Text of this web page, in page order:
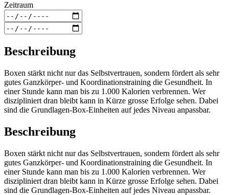
Zeitraum
Beschreibung
Boxen stärkt nicht nur das Selbstvertrauen, sondern fördert als sehr
gutes Ganzkörper- und Koordinationstraining die Gesundheit. In
einer Stunde kann man bis zu 1.000 Kalorien verbrennen. Wer
diszipliniert dran bleibt kann in Kürze grosse Erfolge sehen. Dabei
sind die Grundlagen-Box-Einheiten auf jedes Niveau anpassbar.
Beschreibung
Boxen stärkt nicht nur das Selbstvertrauen, sondern fördert als sehr
gutes Ganzkörper- und Koordinationstraining die Gesundheit. In
einer Stunde kann man bis zu 1.000 Kalorien verbrennen. Wer
diszipliniert dran bleibt kann in Kürze grosse Erfolge sehen. Dabei
sind die Grundlagen-Box-Einheiten auf jedes Niveau anpassbar.